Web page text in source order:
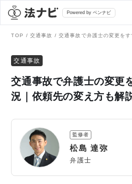
Powered by ベンナビ
全て
刑事事件
債務整理
弁護士を探す
AI Search Premium
TOP 交通事故
交通事故
交通事故で弁護士の変更
況｜依頼先の変え方も解
監修者
松島 達弥
弁護士